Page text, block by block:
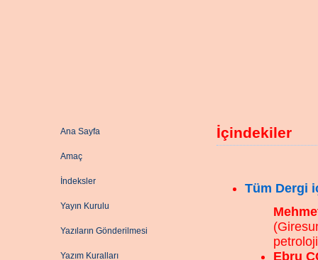
Ana Sayfa
Amaç
İndeksler
Yayın Kurulu
Yazıların Gönderilmesi
Yazım Kuralları
İçindekiler
Tüm Dergi
Ebru